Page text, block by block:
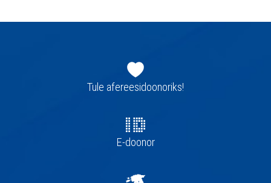
navigatsioonTule afereesidoonoriks!
E-doonor